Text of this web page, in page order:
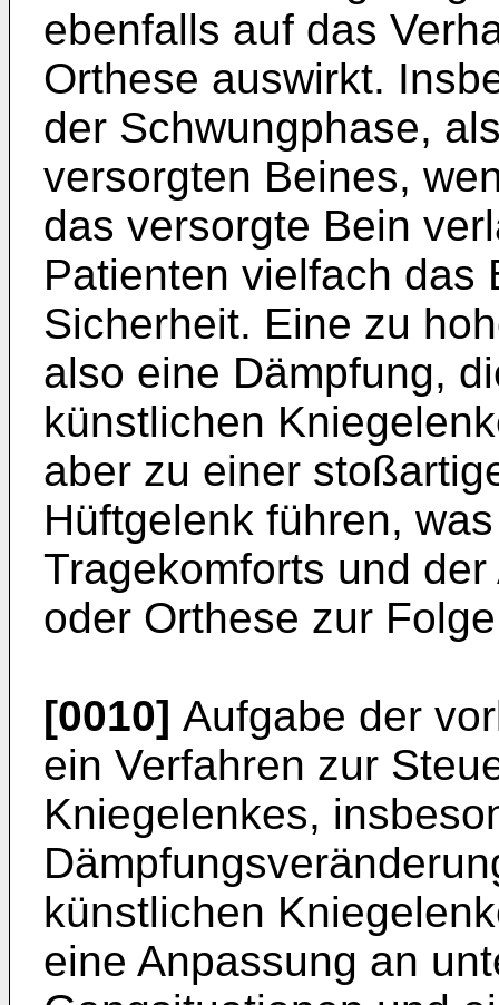
ebenfalls auf das
Orthese auswirkt.
der Schwungphase,
versorgten Beines,
das versorgte Bein
Patienten vielfach das
Sicherheit. Eine zu
also eine Dämpfung,
künstlichen
aber zu einer
Hüftgelenk führen,
Tragekomforts und
oder Orthese zur
[0010] Aufgabe der
ein Verfahren zur
Kniegelenkes,
künstlichen
eine Anpassung an